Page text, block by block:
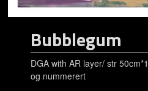
Bubblegum
DGA with AR layer/ str
og nummerert